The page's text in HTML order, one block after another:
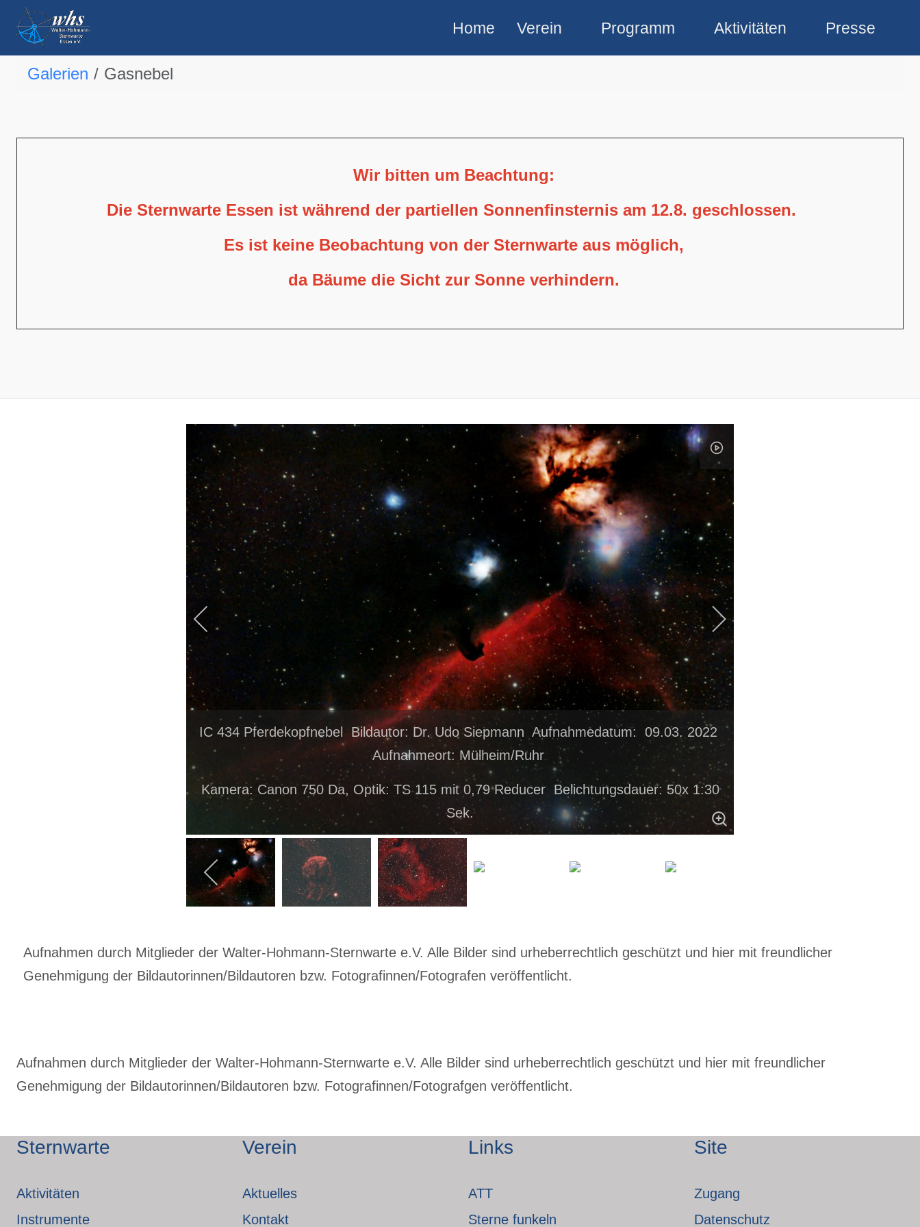
Home Verein Programm Aktivitäten Presse
Galerien Gasnebel
Wir bitten um Beachtung:
Die Sternwarte Essen ist während der partiellen Sonnenfinsternis am 12.8. geschlossen.
Es ist keine Beobachtung von der Sternwarte aus möglich,
da Bäume die Sicht zur Sonne verhindern.
IC 434 Pferdekopfnebel Bildautor: Dr. Udo Siepmann Aufnahmedatum: 09.03. 2022
Aufnahmeort: Mülheim/Ruhr
Kamera: Canon 750 Da, Optik: TS 115 mit 0,79 Reducer Belichtungsdauer: 50x 1:30
Sek.
Aufnahmen durch Mitglieder der Walter-Hohmann-Sternwarte e.V. Alle Bilder sind urheberrechtlich geschützt und hier mit freundlicher
Genehmigung der Bildautorinnen/Bildautoren bzw. Fotografinnen/Fotografen veröffentlicht.
Aufnahmen durch Mitglieder der Walter-Hohmann-Sternwarte e.V. Alle Bilder sind urheberrechtlich geschützt und hier mit freundlicher
Genehmigung der Bildautorinnen/Bildautoren bzw. Fotografinnen/Fotografgen veröffentlicht.
Sternwarte
Aktivitäten
Instrumente
Verein
Aktuelles
Kontakt
Links
ATT
Sterne funkeln
Site
Zugang
Datenschutz